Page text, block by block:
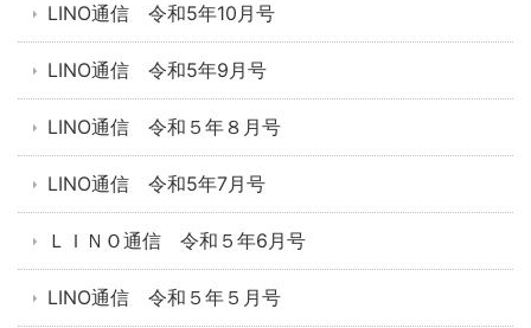
LINO通信 令和5年10月号
LINO通信 令和5年9月号
LINO通信 令和５年８月号
LINO通信 令和5年7月号
ＬＩＮＯ通信 令和５年6月号
LINO通信 令和５年５月号